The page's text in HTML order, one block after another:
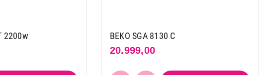
2200w BEKO SGA 8130 C
20.999,00